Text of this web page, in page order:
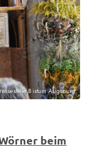
Bistum Augsburg
beim